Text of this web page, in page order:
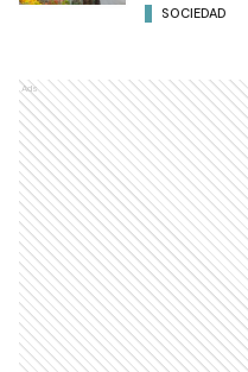
SOCIEDAD
Ads